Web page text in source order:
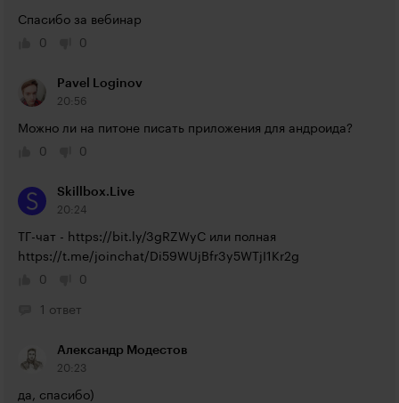
Спасибо за вебинар
0
0
Pavel Loginov
20:56
Можно ли на питоне писать приложения для андроида?
0
0
Skillbox.Live
20:24
ТГ-чат - https://bit.ly/3gRZWyC
https://t.me/joinchat/Di59WUjBfr3y5WTjI1Kr2g
0
0
1 ответ
Александр Модестов
20:23
да, спасибо)